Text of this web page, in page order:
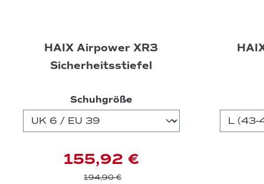
HAIX Airpower XR3
Sicherheitsstiefel
Schuhgrößeauswählen
155,92 €
194,90 €